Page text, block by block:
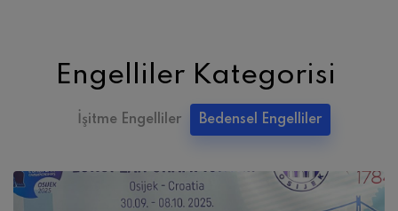
Engelliler Kategorisi
İşitme Engelliler Bedensel Engelliler